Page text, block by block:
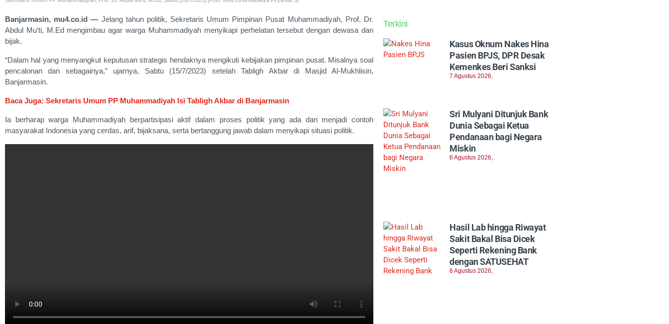
Banjarmasin, mu4.co.id — Jelang tahun politik, Sekretaris Umum Pimpinan Pusat Muhammadiyah, Prof. Dr.
Abdul Mu’ti, M.Ed mengimbau agar warga Muhammadiyah menyikapi perhelatan tersebut dengan dewasa dan
bijak.
“Dalam hal yang menyangkut keputusan strategis hendaknya mengikuti kebijakan pimpinan pusat. Misalnya soal
pencalonan dan sebagainya,” ujarnya, Sabtu (15/7/2023) setelah Tabligh Akbar di Masjid Al-Mukhlisin,
Banjarmasin.
Baca Juga: Sekretaris Umum PP Muhammadiyah Isi Tabligh Akbar di Banjarmasin
Ia berharap warga Muhammadiyah berpartisipasi aktif dalam proses politik yang ada dan menjadi contoh
masyarakat Indonesia yang cerdas, arif, bijaksana, serta bertanggung jawab dalam menyikapi situasi politik.
Terkini
Kasus Oknum Nakes Hina
Pasien BPJS, DPR Desak
Kemenkes Beri Sanksi
7 Agustus 2026,
Sri Mulyani Ditunjuk Bank
Dunia Sebagai Ketua
Pendanaan bagi Negara
Miskin
6 Agustus 2026,
Hasil Lab hingga Riwayat
Sakit Bakal Bisa Dicek
Seperti Rekening Bank
dengan SATUSEHAT
6 Agustus 2026,